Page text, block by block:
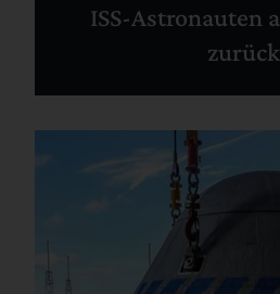
ISS-Astronauten
zurück